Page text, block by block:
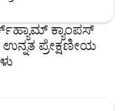
ಕ್ಯಾಂಪಸ್
ಪ್ರೇಕ್ಷಣೀಯ